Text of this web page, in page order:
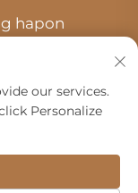
hapon
privacy
our services.
Personalize